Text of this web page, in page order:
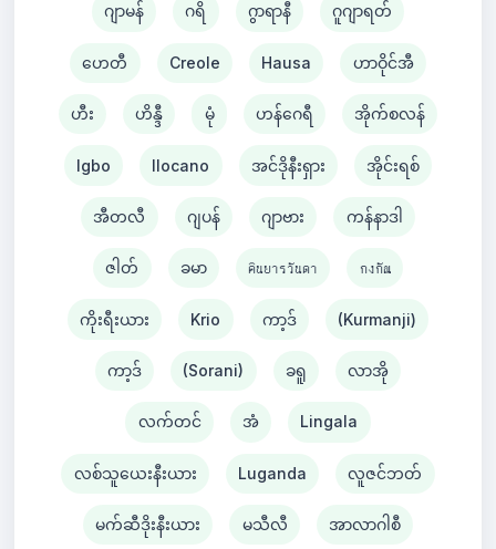
ဂျာမန် ဂရိ ဂွာရာနီ ဂူဂျာရတ်
ဟေတီ Creole Hausa ဟာဝိုင်အီ
ဟီး ဟိန္ဒီ မုံ ဟန်ဂေရီ အိုက်စလန်
Igbo Ilocano အင်ဒိုနီးရှား အိုင်းရစ်
အီတလီ ဂျပန် ဂျာဗား ကန်နာဒါ
ဇါတ် ခမာ คินยารวันดา กงกัณ
ကိုးရီးယား Krio ကာ့ဒ် (Kurmanji)
ကာ့ဒ် (Sorani) ခရူ လာအို
လက်တင် အံ Lingala
လစ်သူယေးနီးယား Luganda လူဇင်ဘတ်
မက်ဆီဒိုးနီးယား မသီလီ အာလာဂါစီ